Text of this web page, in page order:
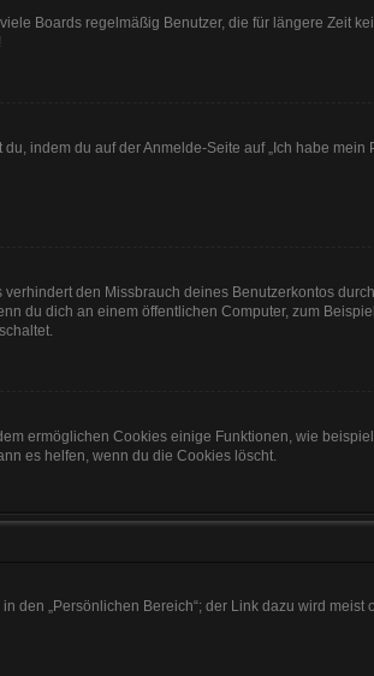
Boards regelmäßig Benutzer, die für längere Zeit
indem du auf der Anmelde-Seite auf „Ich habe mein
den Missbrauch deines Benutzerkontos
du dich an einem öffentlichen Computer, zum
ermöglichen Cookies einige Funktionen, wie
es helfen, wenn du die Cookies löscht.
„Persönlichen Bereich“; der Link dazu wird meist